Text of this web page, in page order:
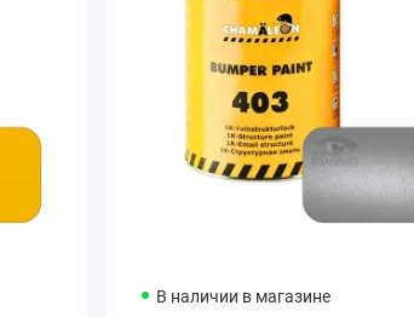
В наличии в магазине